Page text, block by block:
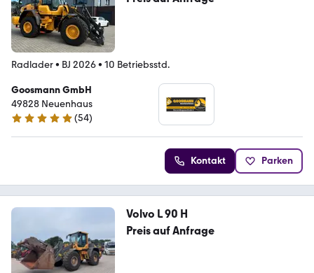
Radlader• BJ 2026• 10 Betriebsstd.
Goosmann GmbH
49828 Neuenhaus
4.9 Sterne
(54)
Kontakt Parken
Volvo L 90 H
Preis auf Anfrage